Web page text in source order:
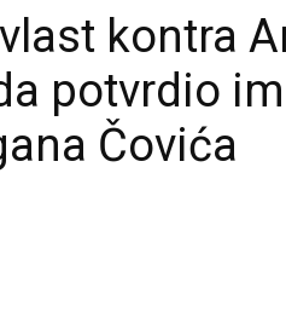
kontra
potvrdio
Čovića